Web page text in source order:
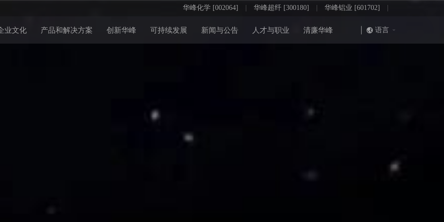
华峰化学 [002064] 华峰超纤 [300180] 华峰铝业 [601702]
业文化 产品和解决方案 创新华峰 可持续发展 新闻与公告 人才与职业 清廉华峰 语言